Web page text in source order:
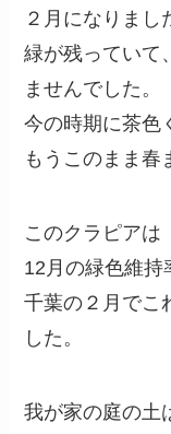
２月になりまし
緑が残っていて
ませんでした。
今の時期に茶色
もうこのまま春
このクラピアは
12月の緑色維持
千葉の２月でこ
した。
我が家の庭の土